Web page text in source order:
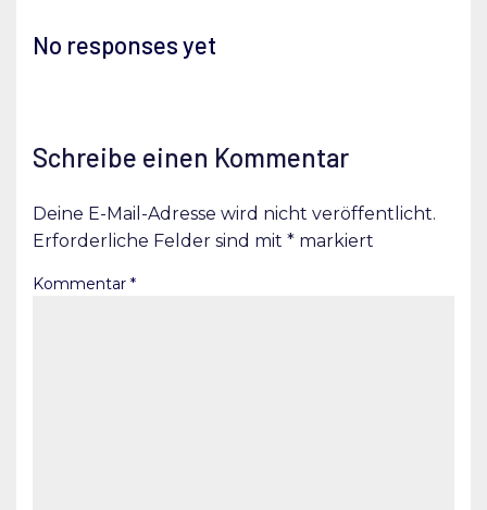
No responses yet
Schreibe einen Kommentar
Deine E-Mail-Adresse wird nicht veröffentlicht.
Erforderliche Felder sind mit * markiert
Kommentar *